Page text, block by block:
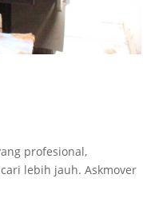
profesional,
lebih jauh. Askmover